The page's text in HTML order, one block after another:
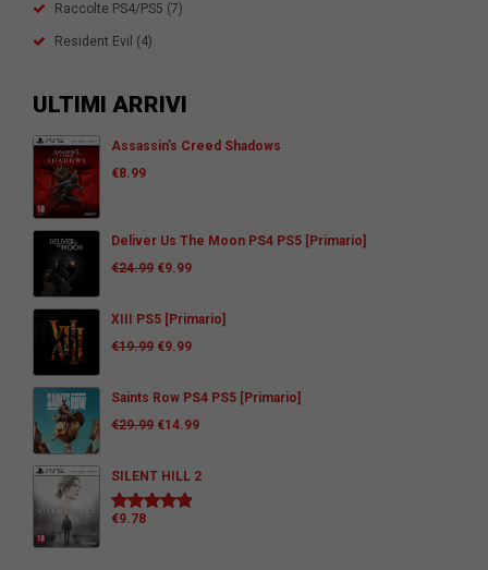
Raccolte PS4/PS5 (7)
Resident Evil (4)
ULTIMI ARRIVI
Assassin’s Creed Shadows
€8.99
Deliver Us The Moon PS4 PS5 [Primario]
€24.99 €9.99
XIII PS5 [Primario]
€19.99 €9.99
Saints Row PS4 PS5 [Primario]
€29.99 €14.99
SILENT HILL 2
Valutato
€9.78